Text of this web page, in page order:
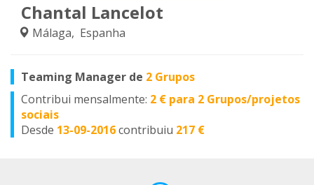
Chantal Lancelot
Málaga, Espanha
Teaming Manager de 2 Grupos
Contribui mensalmente: 2 € para 2 Grupos/projetos
sociais
Desde 13-09-2016contribuiu 217 €